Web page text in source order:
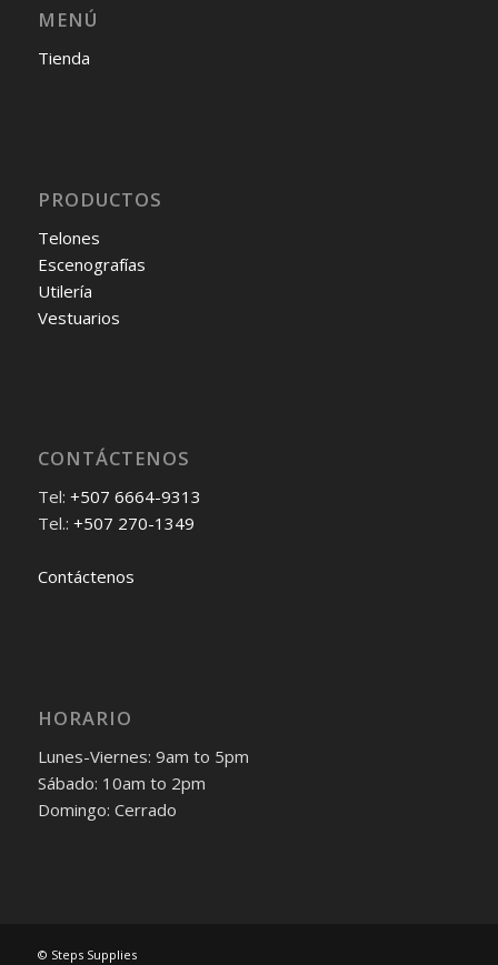
MENÚ
Tienda
PRODUCTOS
Telones
Escenografías
Utilería
Vestuarios
CONTÁCTENOS
Tel: +507 6664-9313
Tel.: +507 270-1349
Contáctenos
HORARIO
Lunes-Viernes: 9am to 5pm
Sábado: 10am to 2pm
Domingo: Cerrado
© Steps Supplies